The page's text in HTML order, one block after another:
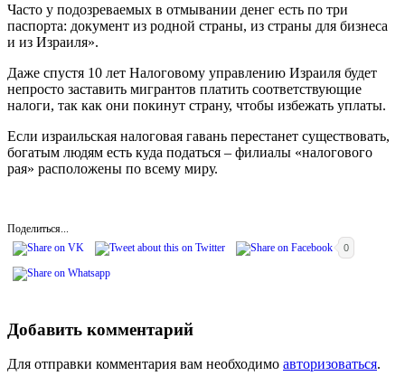
Часто у подозреваемых в отмывании денег есть по три
паспорта: документ из родной страны, из страны для бизнеса
и из Израиля».
Даже спустя 10 лет Налоговому управлению Израиля будет
непросто заставить мигрантов платить соответствующие
налоги, так как они покинут страну, чтобы избежать уплаты.
Если израильская налоговая гавань перестанет существовать,
богатым людям есть куда податься – филиалы «налогового
рая» расположены по всему миру.
Поделиться...
0
Добавить комментарий
Для отправки комментария вам необходимо авторизоваться.